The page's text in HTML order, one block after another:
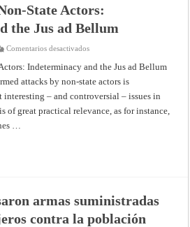
State Actors:
the Jus ad Bellum
Comentarios desactivadosen
Defense
and
Non-
Actors:
Indeterminacy
and
Indeterminacy and the Jus ad Bellum
attacks by non-state actors is
– and controversial – issues in
of great practical relevance, as for instance,
…
armas suministradas
contra la población